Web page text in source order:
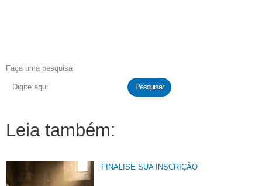
Faça uma pesquisa
Pesquisar
Leia também:
FINALISE SUA INSCRIÇÃO